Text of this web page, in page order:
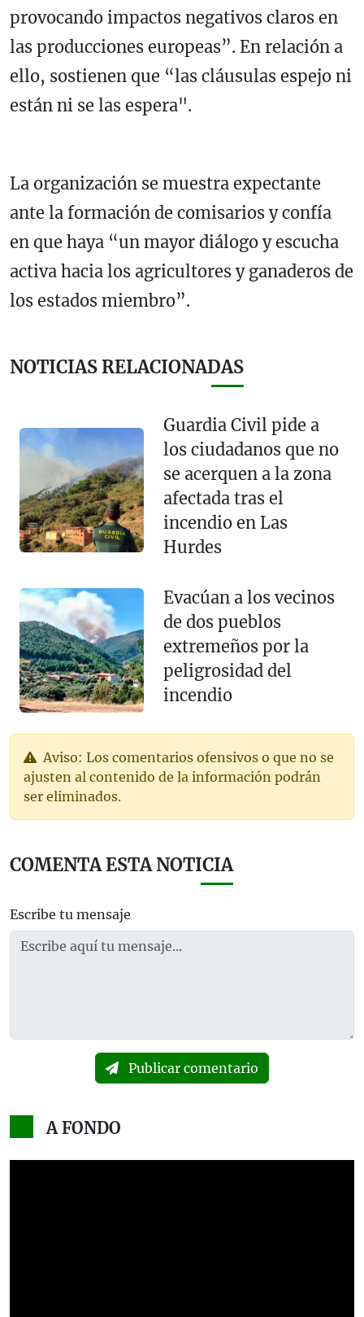
provocando impactos negativos claros en
las producciones europeas”. En relación a
ello, sostienen que “las cláusulas espejo ni
están ni se las espera".
La organización se muestra expectante
ante la formación de comisarios y confía
en que haya “un mayor diálogo y escucha
activa hacia los agricultores y ganaderos de
los estados miembro”.
NOTICIAS RELACIONADAS
Guardia Civil pide a
los ciudadanos que no
se acerquen a la zona
afectada tras el
incendio en Las
Hurdes
Evacúan a los vecinos
de dos pueblos
extremeños por la
peligrosidad del
incendio
Aviso: Los comentarios ofensivos o que no se
ajusten al contenido de la información podrán
ser eliminados.
COMENTA ESTA NOTICIA
Escribe tu mensaje
Publicar comentario
A FONDO